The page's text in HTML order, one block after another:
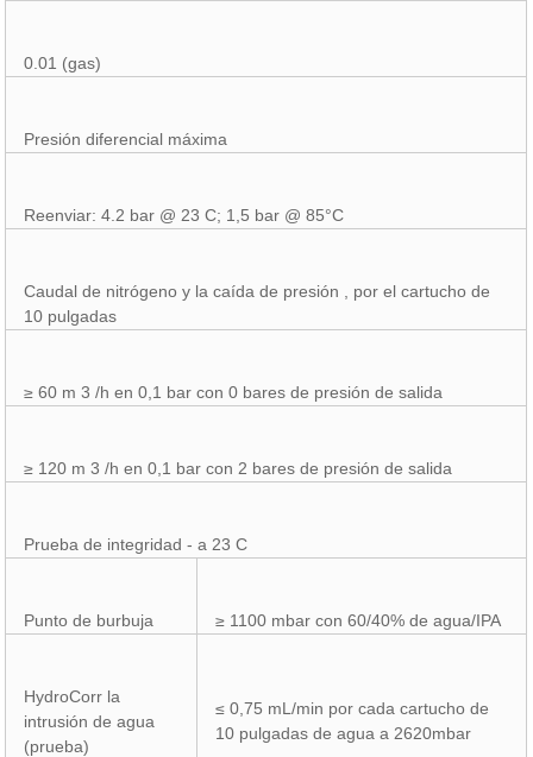
0.01 (gas)
Presión diferencial máxima
Reenviar: 4.2 bar @ 23 C; 1,5 bar @ 85°C
Caudal de nitrógeno y la caída de presión , por el cartucho de
10 pulgadas
≥ 60 m 3 /h en 0,1 bar con 0 bares de presión de salida
≥ 120 m 3 /h en 0,1 bar con 2 bares de presión de salida
Prueba de integridad - a 23 C
Punto de burbuja ≥ 1100 mbar con 60/40% de agua/IPA
HydroCorr la
intrusión de agua
(prueba)
≤ 0,75 mL/min por cada cartucho de
10 pulgadas de agua a 2620mbar